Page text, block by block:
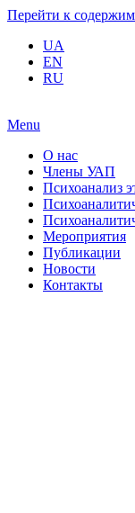
Перейти к
UA
EN
RU
Menu
О нас
Члены УАП
Психоанализ
Мероприятия
Публикации
Новости
Контакты